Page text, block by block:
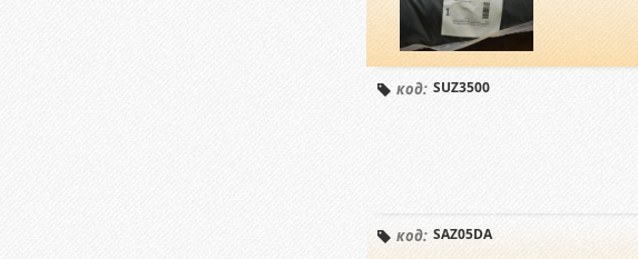
код: SUZ3500
код: SAZ05DA